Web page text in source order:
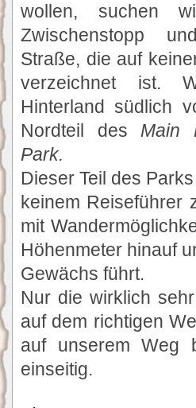
wollen, suchen
Zwischenstopp
Straße, die auf
verzeichnet ist.
Hinterland südlich
Nordteil des Main
Park.
Dieser Teil des
keinem Reiseführer
mit
Höhenmeter hinauf
Gewächs führt.
Nur die wirklich
auf dem richtigen
auf unserem Weg
einseitig.